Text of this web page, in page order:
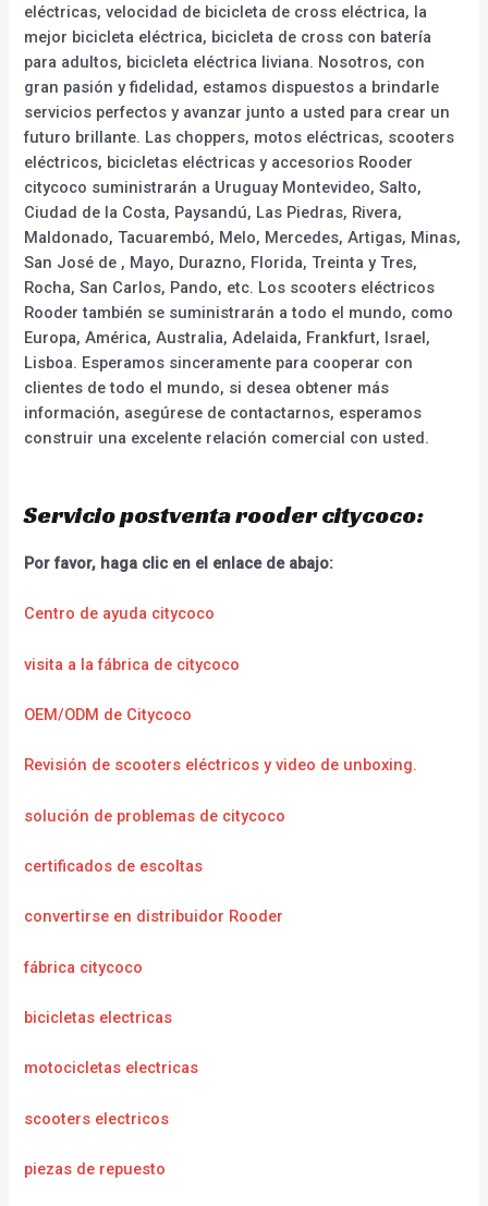
eléctricas, velocidad de bicicleta de cross eléctrica, la
mejor bicicleta eléctrica, bicicleta de cross con batería
para adultos, bicicleta eléctrica liviana. Nosotros, con
gran pasión y fidelidad, estamos dispuestos a brindarle
servicios perfectos y avanzar junto a usted para crear un
futuro brillante. Las choppers, motos eléctricas, scooters
eléctricos, bicicletas eléctricas y accesorios Rooder
citycoco suministrarán a Uruguay Montevideo, Salto,
Ciudad de la Costa, Paysandú, Las Piedras, Rivera,
Maldonado, Tacuarembó, Melo, Mercedes, Artigas, Minas,
San José de , Mayo, Durazno, Florida, Treinta y Tres,
Rocha, San Carlos, Pando, etc. Los scooters eléctricos
Rooder también se suministrarán a todo el mundo, como
Europa, América, Australia, Adelaida, Frankfurt, Israel,
Lisboa. Esperamos sinceramente para cooperar con
clientes de todo el mundo, si desea obtener más
información, asegúrese de contactarnos, esperamos
construir una excelente relación comercial con usted.
Servicio postventa rooder citycoco:
Por favor, haga clic en el enlace de abajo:
Centro de ayuda citycoco
visita a la fábrica de citycoco
OEM/ODM de Citycoco
Revisión de scooters eléctricos y video de unboxing.
solución de problemas de citycoco
certificados de escoltas
convertirse en distribuidor Rooder
fábrica citycoco
bicicletas electricas
motocicletas electricas
scooters electricos
piezas de repuesto